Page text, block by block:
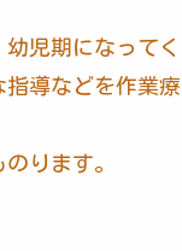
児期になってく
導などを作業療
ります。